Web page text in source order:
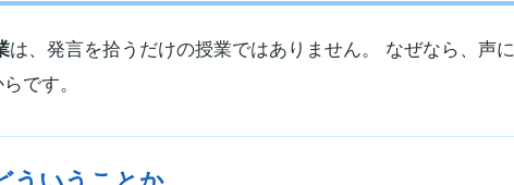
は、発言を拾うだけの授業ではありません。 なぜなら、声
です。